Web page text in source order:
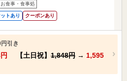
お食事・食事処
トあり クーポンあり
引き
【土日祝】 1,848円 → 1,595